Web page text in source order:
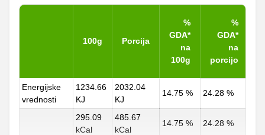
100g Porcija
%
GDA*
na
100g
%
GDA*
na
porcijo
Energijske
vrednosti
1234.66
KJ
2032.04
KJ
14.75 % 24.28 %
295.09
kCal
485.67
kCal
14.75 % 24.28 %